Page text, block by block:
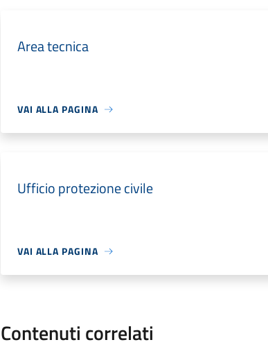
Area tecnica
VAI ALLA PAGINA
Ufficio protezione civile
VAI ALLA PAGINA
Contenuti correlati